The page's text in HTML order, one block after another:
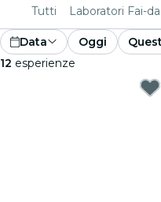
Tutti Laboratori Fai-
Data Oggi
12 esperienze